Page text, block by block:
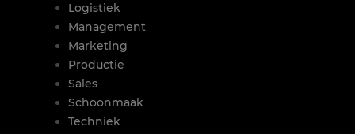
Logistiek
Management
Marketing
Productie
Sales
Schoonmaak
Techniek